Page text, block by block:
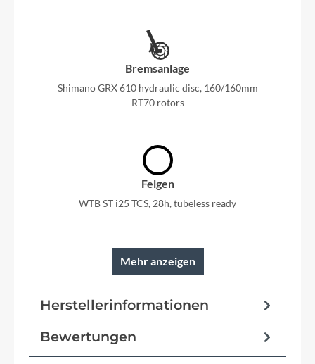
Bremsanlage
Shimano GRX 610 hydraulic disc, 160/160mm
RT70 rotors
Felgen
WTB ST i25 TCS, 28h, tubeless ready
Kingpin suspension system, Proportional
internal cable routing, 12x142mm thru-axle, 27.2
dropper post ready, UDH, BSA 68mm threaded
Mehr anzeigen
Herstellerinformationen
Bewertungen